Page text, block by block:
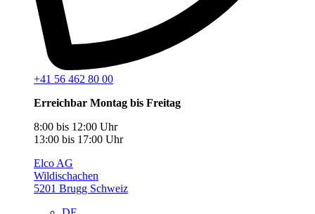
+41 56 462 80 00
Erreichbar Montag bis Freitag
8:00 bis 12:00 Uhr
13:00 bis 17:00 Uhr
Elco AG
Wildischachen
5201 Brugg Schweiz